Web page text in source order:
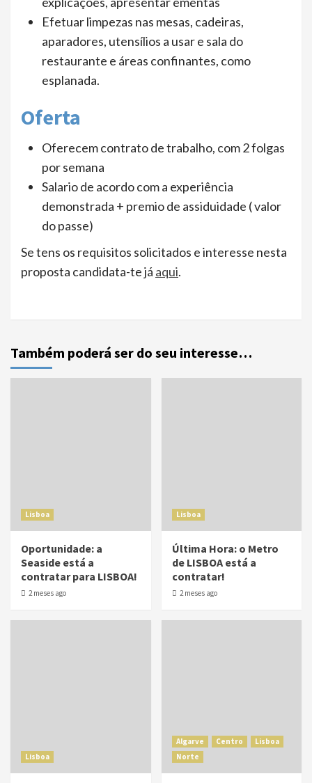
Efetuar limpezas nas mesas, cadeiras,
aparadores, utensílios a usar e sala do
restaurante e áreas confinantes, como
esplanada.
Oferta
Oferecem contrato de trabalho, com 2 folgas
por semana
Salario de acordo com a experiência
demonstrada + premio de assiduidade ( valor
do passe)
Se tens os requisitos solicitados e interesse nesta
proposta candidata-te já aqui.
Também poderá ser do seu interesse…
Lisboa
Oportunidade: a
Seaside está a
contratar para LISBOA!
2 meses ago
Lisboa
Última Hora: o Metro
de LISBOA está a
contratar!
2 meses ago
Lisboa
Algarve Centro
Lisboa
Norte